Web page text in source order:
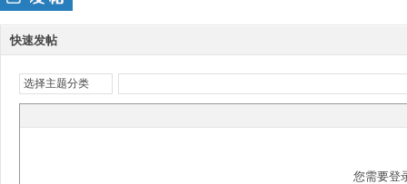
版
快速发帖
选择主题分类
您需要登